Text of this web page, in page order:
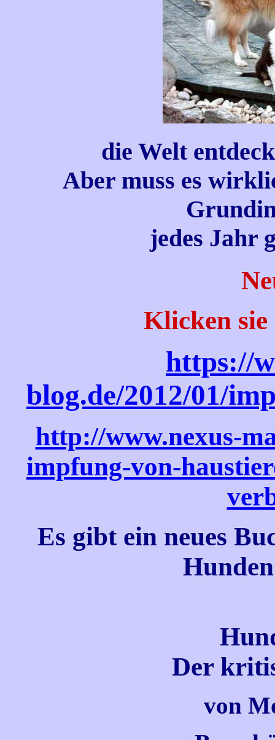
die Welt
Aber muss es
jedes Jahr
Klicken
https://
blog.de/2012/01/
http://www.nexus-
impfung-von-
Es gibt ein neues
Der
von